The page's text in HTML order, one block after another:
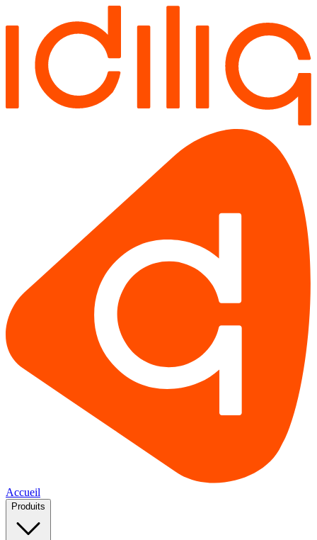
Accueil
Produits